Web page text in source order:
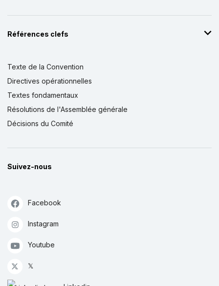
Références clefs
Texte de la Convention
Directives opérationnelles
Textes fondamentaux
Résolutions de l'Assemblée générale
Décisions du Comité
Suivez-nous
Facebook
Instagram
Youtube
𝕏